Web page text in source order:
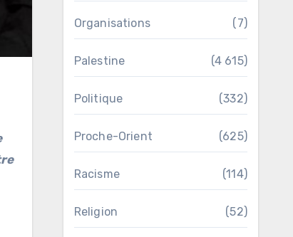
Organisations (7)
Palestine (4 615)
Politique (332)
Proche-Orient (625)
Racisme (114)
Religion (52)